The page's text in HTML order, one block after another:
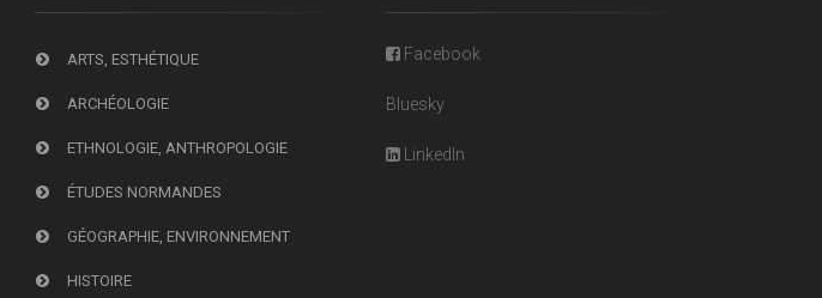
ARTS, ESTHÉTIQUE
ARCHÉOLOGIE
ETHNOLOGIE, ANTHROPOLOGIE
ÉTUDES NORMANDES
GÉOGRAPHIE, ENVIRONNEMENT
HISTOIRE
Facebook
Bluesky
LinkedIn